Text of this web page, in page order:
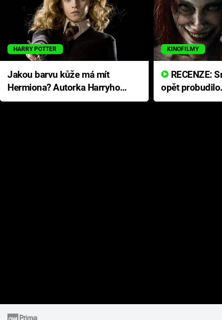
HARRY POTTER
Jakou barvu kůže má mít
Hermiona? Autorka Harryho
Pottera přišla s ráznou
KINOFILMY
opět
přichází s